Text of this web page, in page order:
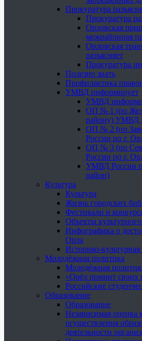
Прокуратура
Прокуратура
Орловская
межрайонная
Орловская
разъясняет
Прокуратура
Полезно знать
Профилактика
УМВД информирует
УМВД
ОП № 1 (по
району) УМВД
ОП № 2 (по
России по г.
ОП № 3 (по
России по г.
УМВД России
район)
Культура
Культура
Жизнь городских
Фестивали и
Объекты
Инфографика о
Орла
Историко-культурная
Молодёжная политика
Молодёжная
«Орёл помнит своих
Российские
Образование
Образование
Независимая оценка
осуществления
деятельности